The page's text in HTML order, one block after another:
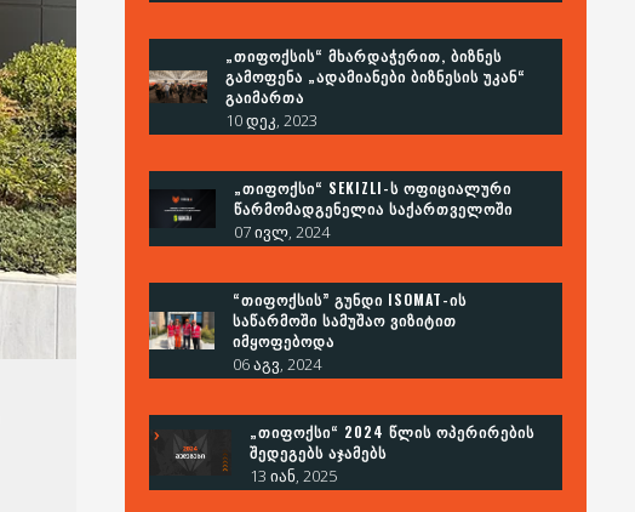
„ᲗᲘᲤᲝᲥᲡᲘᲡ“ ᲛᲮᲐᲠᲓᲐᲭᲔᲠᲘᲗ, ᲑᲘᲖᲜᲔᲡ
ᲒᲐᲛᲝᲤᲔᲜᲐ „ᲐᲓᲐᲛᲘᲐᲜᲔᲑᲘ ᲑᲘᲖᲜᲔᲡᲘᲡ ᲣᲙᲐᲜ“
ᲒᲐᲘᲛᲐᲠᲗᲐ
10 დეკ, 2023
„ᲗᲘᲤᲝᲥᲡᲘ“ SEKIZLI-Ს ᲝᲤᲘᲪᲘᲐᲚᲣᲠᲘ
ᲬᲐᲠᲛᲝᲛᲐᲓᲒᲔᲜᲔᲚᲘᲐ ᲡᲐᲥᲐᲠᲗᲕᲔᲚᲝᲨᲘ
07 ივლ, 2024
“ᲗᲘᲤᲝᲥᲡᲘᲡ” ᲒᲣᲜᲓᲘ ISOMAT-ᲘᲡ
ᲡᲐᲬᲐᲠᲛᲝᲨᲘ ᲡᲐᲛᲣᲨᲐᲝ ᲕᲘᲖᲘᲢᲘᲗ
ᲘᲛᲧᲝᲤᲔᲑᲝᲓᲐ
06 აგვ, 2024
„ᲗᲘᲤᲝᲥᲡᲘ“ 2024 ᲬᲚᲘᲡ ᲝᲞᲔᲠᲘᲠᲔᲑᲘᲡ
ᲨᲔᲓᲔᲒᲔᲑᲡ ᲐᲯᲐᲛᲔᲑᲡ
13 იან, 2025